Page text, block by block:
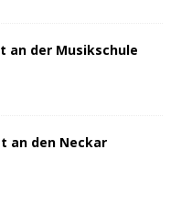
an der Musikschule
an den Neckar